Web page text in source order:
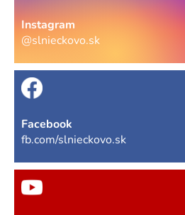
Instagram
@slnieckovo.sk
Facebook
fb.com/slnieckovo.sk